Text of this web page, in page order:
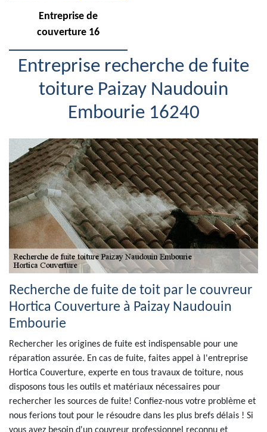
Entreprise de
couverture 16
Entreprise recherche de fuite
toiture Paizay Naudouin
Embourie 16240
Recherche de fuite de toit par le couvreur
Hortica Couverture à Paizay Naudouin
Embourie
Rechercher les origines de fuite est indispensable pour une
réparation assurée. En cas de fuite, faites appel à l'entreprise
Hortica Couverture, experte en tous travaux de toiture, nous
disposons tous les outils et matériaux nécessaires pour
rechercher les sources de fuite! Confiez-nous votre problème et
nous ferions tout pour le résoudre dans les plus brefs délais ! Si